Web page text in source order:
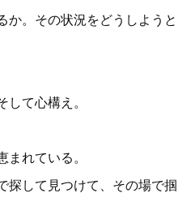
か。その状況をどうしようと
して心構え。
まれている。
探して見つけて、その場で掴